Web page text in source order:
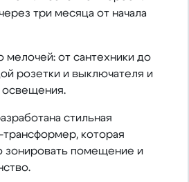
три месяца от начала
мелочей: от сантехники до
розетки и выключателя и
освещения.
стильная
которая
зонировать помещение и